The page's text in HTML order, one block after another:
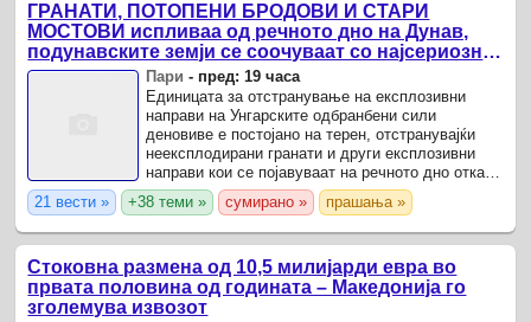
ГРАНАТИ, ПОТОПЕНИ БРОДОВИ И СТАРИ
МОСТОВИ испливаа од речното дно на Дунав,
подунавските земји се соочуваат со најсериозна
суша во поновата историја
Пари - пред: 19 часа
Единицата за отстранување на експлозивни
направи на Унгарските одбранбени сили
деновиве е постојано на терен, отстранувајќи
неексплодирани гранати и други експлозивни
направи кои се појавуваат на речното дно откако
втората по големина европска река Дунав
достигна критично низок ...
21 вести » +38 теми » сумирано » прашања »
Стоковна размена од 10,5 милијарди евра во
првата половина од годината – Македонија го
зголемува извозот